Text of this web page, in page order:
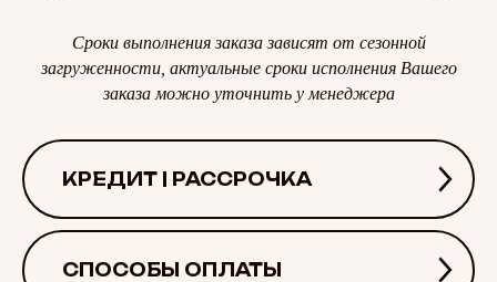
Сроки выполнения заказа зависят от сезонной
загруженности, актуальные сроки исполнения Вашего
заказа можно уточнить у менеджера
КРЕДИТ | РАССРОЧКА
СПОСОБЫ ОПЛАТЫ